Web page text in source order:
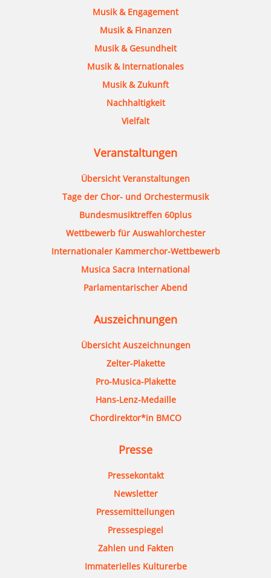
Musik & Engagement
Musik & Finanzen
Musik & Gesundheit
Musik & Internationales
Musik & Zukunft
Nachhaltigkeit
Vielfalt
Veranstaltungen
Übersicht Veranstaltungen
Tage der Chor- und Orchestermusik
Bundesmusiktreffen 60plus
Wettbewerb für Auswahlorchester
Internationaler Kammerchor-Wettbewerb
Musica Sacra International
Parlamentarischer Abend
Auszeichnungen
Übersicht Auszeichnungen
Zelter-Plakette
Pro-Musica-Plakette
Hans-Lenz-Medaille
Chordirektor*in BMCO
Presse
Pressekontakt
Newsletter
Pressemitteilungen
Pressespiegel
Zahlen und Fakten
Immaterielles Kulturerbe